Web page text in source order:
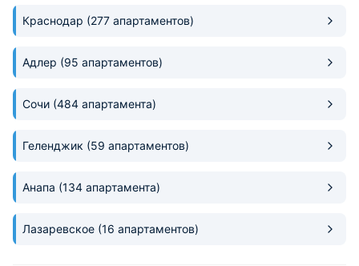
проблема добраться до канатной
лыжных трасс не так далеко.
проживания.
Краснодар (277 апартаментов)
Адлер (95 апартаментов)
Сочи (484 апартамента)
Геленджик (59 апартаментов)
Анапа (134 апартамента)
Лазаревское (16 апартаментов)